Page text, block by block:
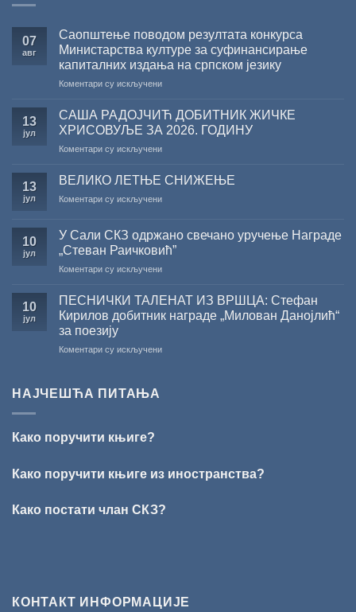
07
авг
Саопштење поводом резултата конкурса
Министарства културе за суфинансирање
капиталних издања на српском језику
Коментари су искљученина
поводом
резултата
конкурса
Министарства
за
капиталних
на
српском
13
јул
САША РАДОЈЧИЋ ДОБИТНИК ЖИЧКЕ
ХРИСОВУЉЕ ЗА 2026. ГОДИНУ
Коментари су искљученина
РАДОЈЧИЋ
ЖИЧКЕ
2026.
ГОДИНУ
13
јул
ВЕЛИКО ЛЕТЊЕ СНИЖЕЊЕ
Коментари су искљученина
СНИЖЕЊЕ
10
јул
У Сали СКЗ одржано свечано уручење Награде
„Стеван Раичковић”
Коментари су искљученина
Сали
одржано
уручење
10
јул
ПЕСНИЧКИ ТАЛЕНАТ ИЗ ВРШЦА: Стефан
Кирилов добитник награде „Милован Данојлић“
за поезију
Коментари су искљученина
„Милован
поезију
НАЈЧЕШЋА ПИТАЊА
Како поручити књиге?
Како поручити књиге из иностранства?
Како постати члан СКЗ?
КОНТАКТ ИНФОРМАЦИЈЕ